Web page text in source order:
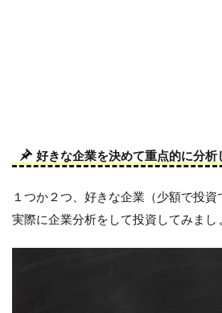
好きな企業を決めて重点的に分析
１つか２つ、好きな企業（少額で投資
実際に企業分析をして投資してみまし